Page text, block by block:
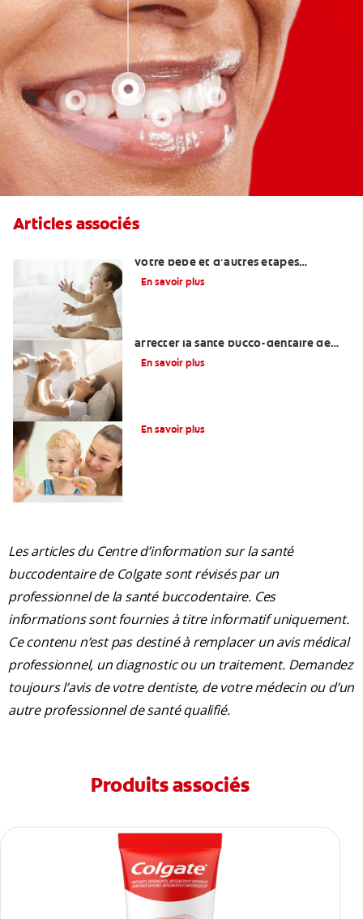
Articles associés
votre bébé et d’autres étapes
importantes?
En savoir plus
affecter la santé bucco-dentaire de
votre bébé?
En savoir plus
En savoir plus
Les articles du Centre d’information sur la santé
buccodentaire de Colgate sont révisés par un
professionnel de la santé buccodentaire. Ces
informations sont fournies à titre informatif uniquement.
Ce contenu n’est pas destiné à remplacer un avis médical
professionnel, un diagnostic ou un traitement. Demandez
toujours l’avis de votre dentiste, de votre médecin ou d’un
autre professionnel de santé qualifié.
Produits associés